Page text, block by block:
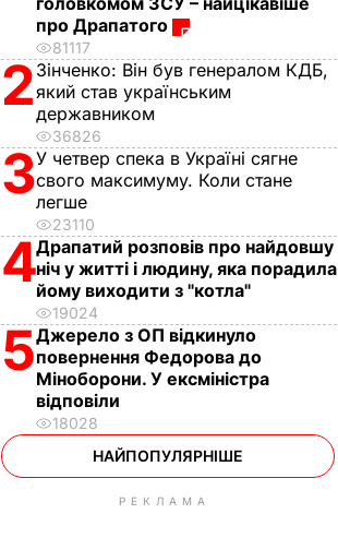
про Драпатого
81117
2 Зінченко: Він був генералом КДБ,
який став українським
державником
36826
3У четвер спека в Україні сягне
свого максимуму. Коли стане
легше
23110
4Драпатий розповів про найдовшу
ніч у житті і людину, яка порадила
йому виходити з "котла"
19024
5Джерело з ОП відкинуло
повернення Федорова до
Міноборони. У ексміністра
відповіли
18028
НАЙПОПУЛЯРНІШЕ
РЕКЛАМА